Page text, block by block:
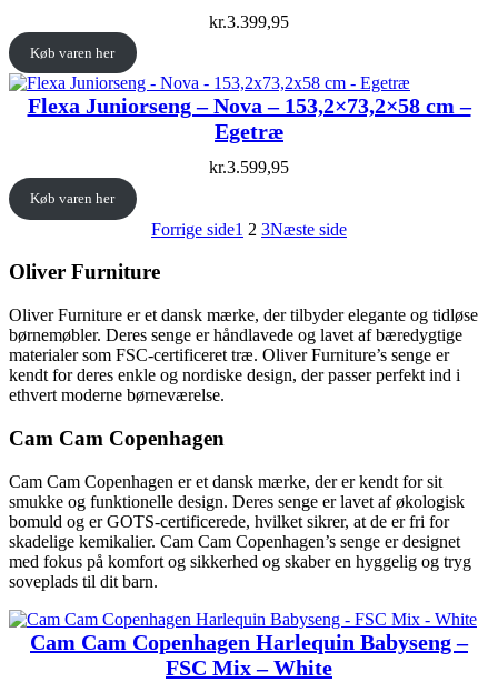
kr.3.399,95
Køb varen her
Flexa Juniorseng – Nova – 153,2×73,2×58 cm –
Egetræ
kr.3.599,95
Køb varen her
Forrige side1 2 3Næste side
Oliver Furniture
Oliver Furniture er et dansk mærke, der tilbyder elegante og tidløse
børnemøbler. Deres senge er håndlavede og lavet af bæredygtige
materialer som FSC-certificeret træ. Oliver Furniture’s senge er
kendt for deres enkle og nordiske design, der passer perfekt ind i
ethvert moderne børneværelse.
Cam Cam Copenhagen
Cam Cam Copenhagen er et dansk mærke, der er kendt for sit
smukke og funktionelle design. Deres senge er lavet af økologisk
bomuld og er GOTS-certificerede, hvilket sikrer, at de er fri for
skadelige kemikalier. Cam Cam Copenhagen’s senge er designet
med fokus på komfort og sikkerhed og skaber en hyggelig og tryg
soveplads til dit barn.
Cam Cam Copenhagen Harlequin Babyseng –
FSC Mix – White